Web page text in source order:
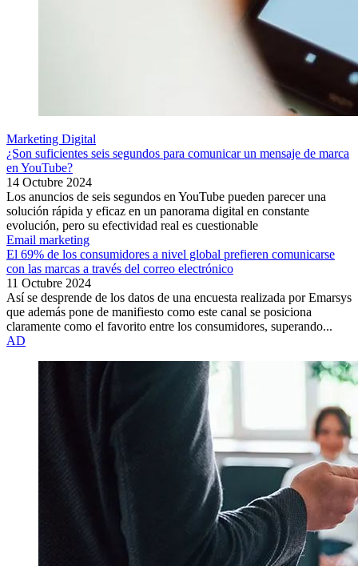
Marketing Digital
¿Son suficientes seis segundos para comunicar un mensaje de marca
en YouTube?
14 Octubre 2024
Los anuncios de seis segundos en YouTube pueden parecer una
solución rápida y eficaz en un panorama digital en constante
evolución, pero su efectividad real es cuestionable
Email marketing
El 69% de los consumidores a nivel global prefieren comunicarse
con las marcas a través del correo electrónico
11 Octubre 2024
Así se desprende de los datos de una encuesta realizada por Emarsys
que además pone de manifiesto como este canal se posiciona
claramente como el favorito entre los consumidores, superando...
AD